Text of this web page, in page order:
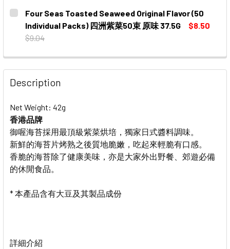
CURRENT
STOCK:
QUANTITY:
DECREASE QUANTITY OF YU SEASONED SEAWEED
INCREASE QUANTITY OF YU SEASONED
Four Seas Toasted Seaweed Original Flavor (50
Individual Packs) 四洲紫菜50束 原味 37.5G
$8.50
$9.04
DECREASE QUANTITY OF FOUR SEAS TOASTED
INCREASE QUANTITY OF FOUR SEAS
Description
Net Weight: 42g
香港品牌
御喔海苔採用最頂級紫菜烘培，獨家日式醬料調味。
新鮮的海苔片烤熟之後質地脆嫩，吃起來輕脆有口感。
香脆的海苔除了健康美味，亦是大家外出野餐、郊遊必備
的休閒食品。
* 本產品含有大豆及其製品成份
詳細介紹